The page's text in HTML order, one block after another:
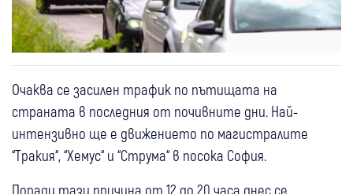
Очаква се засилен трафик по пътищата на
страната в последния от почивните дни. Най-
интензивно ще е движението по магистралите
“Тракия“, “Хемус“ и “Струма“ в посока София.
Поради тази причина от 12 до 20 часа днес се